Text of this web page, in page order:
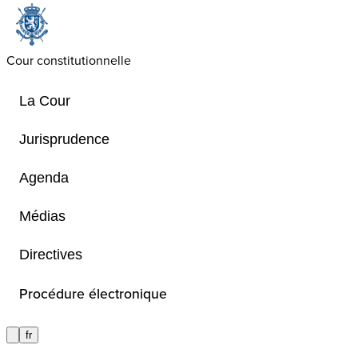
Cour constitutionnelle
La Cour
Jurisprudence
Agenda
Médias
Directives
Procédure électronique
fr
de responsabilité